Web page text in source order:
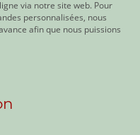
via notre site web. Pour
personnalisées, nous
afin que nous puissions